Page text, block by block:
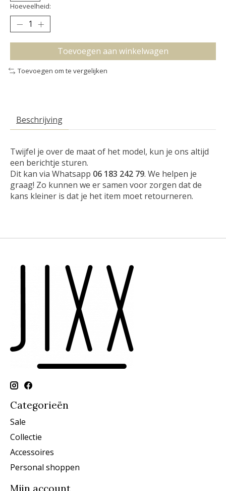
Hoeveelheid:
Toevoegen aan winkelwagen
Toevoegen om te vergelijken
Beschrijving
Twijfel je over de maat of het model, kun je ons altijd
een berichtje sturen.
Dit kan via Whatsapp 06 183 242 79. We helpen je
graag! Zo kunnen we er samen voor zorgen dat de
kans kleiner is dat je het item moet retourneren.
Categorieën
Sale
Collectie
Accessoires
Personal shoppen
Mijn account